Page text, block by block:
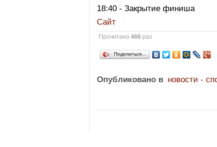
18:40 - Закрытие финиша
Сайт
Прочитано466 раз
Поделиться…
Опубликовано в новости -